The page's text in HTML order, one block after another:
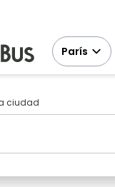
París
ciudad